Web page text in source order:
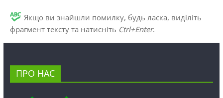
Якщо ви знайшли помилку, будь ласка, виділіть
фрагмент тексту та натисніть Ctrl+Enter.
ПРО НАС